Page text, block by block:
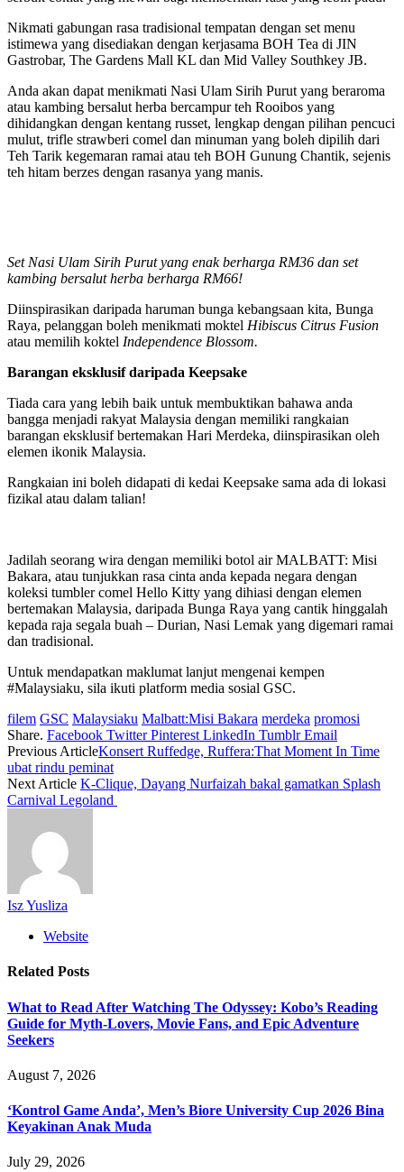
Nikmati gabungan rasa tradisional tempatan dengan set menu
istimewa yang disediakan dengan kerjasama BOH Tea di JIN
Gastrobar, The Gardens Mall KL dan Mid Valley Southkey JB.
Anda akan dapat menikmati Nasi Ulam Sirih Purut yang beraroma
atau kambing bersalut herba bercampur teh Rooibos yang
dihidangkan dengan kentang russet, lengkap dengan pilihan pencuci
mulut, trifle strawberi comel dan minuman yang boleh dipilih dari
Teh Tarik kegemaran ramai atau teh BOH Gunung Chantik, sejenis
teh hitam berzes dengan rasanya yang manis.
Set Nasi Ulam Sirih Purut yang enak berharga RM36 dan set
kambing bersalut herba berharga RM66!
Diinspirasikan daripada haruman bunga kebangsaan kita, Bunga
Raya, pelanggan boleh menikmati moktel Hibiscus Citrus Fusion
atau memilih koktel Independence Blossom.
Barangan eksklusif daripada Keepsake
Tiada cara yang lebih baik untuk membuktikan bahawa anda
bangga menjadi rakyat Malaysia dengan memiliki rangkaian
barangan eksklusif bertemakan Hari Merdeka, diinspirasikan oleh
elemen ikonik Malaysia.
Rangkaian ini boleh didapati di kedai Keepsake sama ada di lokasi
fizikal atau dalam talian!
Jadilah seorang wira dengan memiliki botol air MALBATT: Misi
Bakara, atau tunjukkan rasa cinta anda kepada negara dengan
koleksi tumbler comel Hello Kitty yang dihiasi dengan elemen
bertemakan Malaysia, daripada Bunga Raya yang cantik hinggalah
kepada raja segala buah – Durian, Nasi Lemak yang digemari ramai
dan tradisional.
Untuk mendapatkan maklumat lanjut mengenai kempen
#Malaysiaku, sila ikuti platform media sosial GSC.
filem GSC Malaysiaku Malbatt:Misi Bakara merdeka promosi
Share. Facebook Twitter Pinterest LinkedIn Tumblr Email
Previous ArticleKonsert Ruffedge, Ruffera:That Moment In Time
ubat rindu peminat
Next Article K-Clique, Dayang Nurfaizah bakal gamatkan Splash
Carnival Legoland ­­
Isz Yusliza
Website
Related Posts
What to Read After Watching The Odyssey: Kobo’s Reading
Guide for Myth-Lovers, Movie Fans, and Epic Adventure
Seekers
August 7, 2026
‘Kontrol Game Anda’, Men’s Biore University Cup 2026 Bina
Keyakinan Anak Muda
July 29, 2026